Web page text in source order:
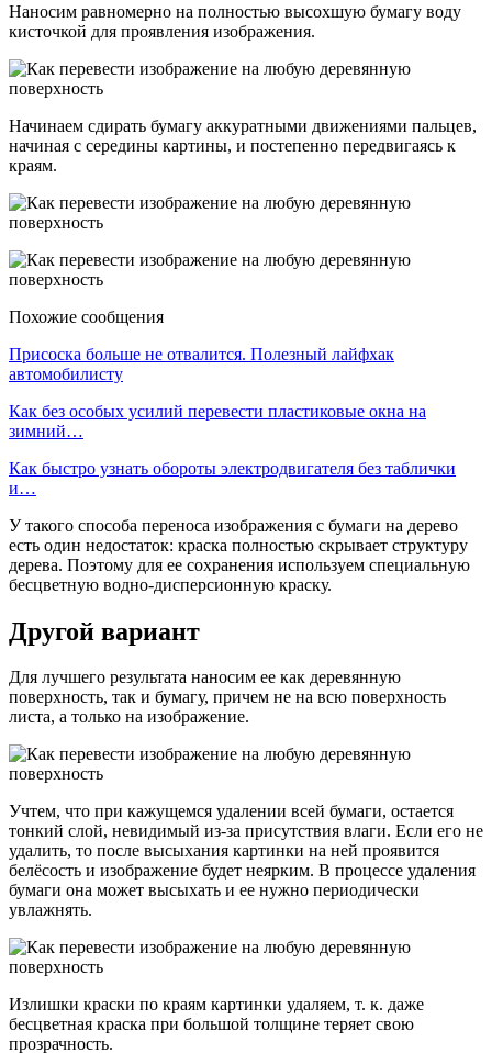
Наносим равномерно на полностью высохшую бумагу воду
кисточкой для проявления изображения.
Начинаем сдирать бумагу аккуратными движениями пальцев,
начиная с середины картины, и постепенно передвигаясь к
краям.
Похожие сообщения
Присоска больше не отвалится. Полезный лайфхак
автомобилисту
Как без особых усилий перевести пластиковые окна на
зимний…
Как быстро узнать обороты электродвигателя без таблички
и…
У такого способа переноса изображения с бумаги на дерево
есть один недостаток: краска полностью скрывает структуру
дерева. Поэтому для ее сохранения используем специальную
бесцветную водно-дисперсионную краску.
Другой вариант
Для лучшего результата наносим ее как деревянную
поверхность, так и бумагу, причем не на всю поверхность
листа, а только на изображение.
Учтем, что при кажущемся удалении всей бумаги, остается
тонкий слой, невидимый из-за присутствия влаги. Если его не
удалить, то после высыхания картинки на ней проявится
белёсость и изображение будет неярким. В процессе удаления
бумаги она может высыхать и ее нужно периодически
увлажнять.
Излишки краски по краям картинки удаляем, т. к. даже
бесцветная краска при большой толщине теряет свою
прозрачность.